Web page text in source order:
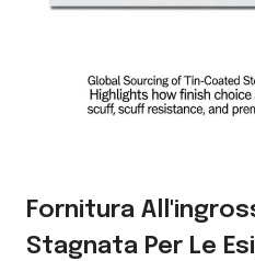
Fornitura
Stagnata Per Le